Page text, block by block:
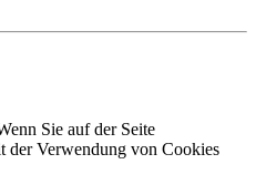
Sie auf der Seite
der Verwendung von Cookies